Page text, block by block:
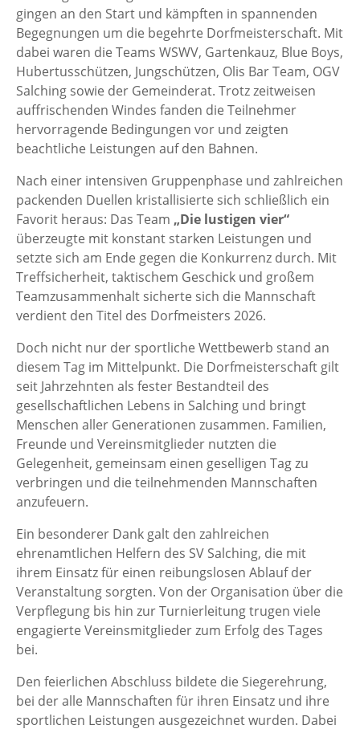
gingen an den Start und kämpften in spannenden
Begegnungen um die begehrte Dorfmeisterschaft. Mit
dabei waren die Teams WSWV, Gartenkauz, Blue Boys,
Hubertusschützen, Jungschützen, Olis Bar Team, OGV
Salching sowie der Gemeinderat. Trotz zeitweisen
auffrischenden Windes fanden die Teilnehmer
hervorragende Bedingungen vor und zeigten
beachtliche Leistungen auf den Bahnen.
Nach einer intensiven Gruppenphase und zahlreichen
packenden Duellen kristallisierte sich schließlich ein
Favorit heraus: Das Team „Die lustigen vier“
überzeugte mit konstant starken Leistungen und
setzte sich am Ende gegen die Konkurrenz durch. Mit
Treffsicherheit, taktischem Geschick und großem
Teamzusammenhalt sicherte sich die Mannschaft
verdient den Titel des Dorfmeisters 2026.
Doch nicht nur der sportliche Wettbewerb stand an
diesem Tag im Mittelpunkt. Die Dorfmeisterschaft gilt
seit Jahrzehnten als fester Bestandteil des
gesellschaftlichen Lebens in Salching und bringt
Menschen aller Generationen zusammen. Familien,
Freunde und Vereinsmitglieder nutzten die
Gelegenheit, gemeinsam einen geselligen Tag zu
verbringen und die teilnehmenden Mannschaften
anzufeuern.
Ein besonderer Dank galt den zahlreichen
ehrenamtlichen Helfern des SV Salching, die mit
ihrem Einsatz für einen reibungslosen Ablauf der
Veranstaltung sorgten. Von der Organisation über die
Verpflegung bis hin zur Turnierleitung trugen viele
engagierte Vereinsmitglieder zum Erfolg des Tages
bei.
Den feierlichen Abschluss bildete die Siegerehrung,
bei der alle Mannschaften für ihren Einsatz und ihre
sportlichen Leistungen ausgezeichnet wurden. Dabei